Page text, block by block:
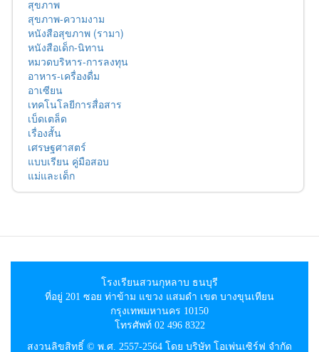
สุขภาพ
สุขภาพ-ความงาม
หนังสือสุขภาพ (รามา)
หนังสือเด็ก-นิทาน
หมวดบริหาร-การลงทุน
อาหาร-เครื่องดื่ม
อาเซียน
เทคโนโลยีการสื่อสาร
เบ็ดเตล็ด
เรื่องสั้น
เศรษฐศาสตร์
แบบเรียน คู่มือสอบ
แม่และเด็ก
โรงเรียนสวนกุหลาบ ธนบุรี
ที่อยู่ 201 ซอย ท่าข้าม แขวง แสมดำ เขต บางขุนเทียน
กรุงเทพมหานคร 10150
โทรศัพท์ 02 496 8322
สงวนลิขสิทธิ์ © พ.ศ. 2557-2564 โดย บริษัท โอเพ่นเซิร์ฟ จำกัด